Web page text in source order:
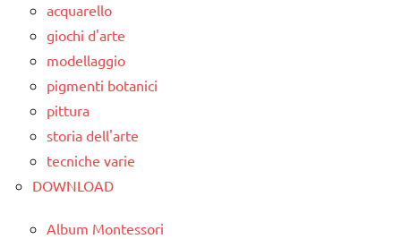
acquarello
giochi d'arte
modellaggio
pigmenti botanici
pittura
storia dell'arte
tecniche varie
DOWNLOAD
Album Montessori